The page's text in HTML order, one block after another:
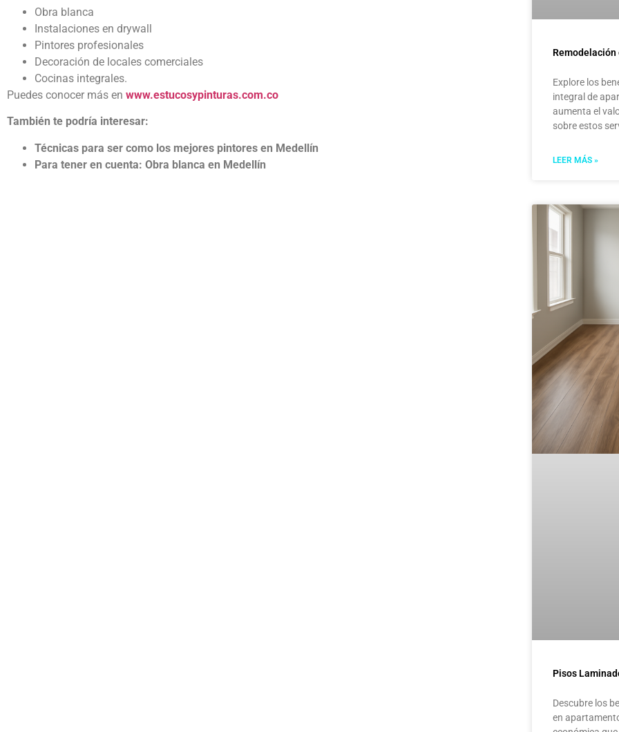
Obra blanca
Instalaciones en drywall
Pintores profesionales
Decoración de locales comerciales
Cocinas integrales.
Puedes conocer más en www.estucosypinturas.com.co
También te podría interesar:
Técnicas para ser como los mejores pintores en Medellín
Para tener en cuenta: Obra blanca en Medellín
Remodelación
Explore los
integral de
aumenta el
sobre estos
LEER MÁS »
Pisos
Descubre los
en